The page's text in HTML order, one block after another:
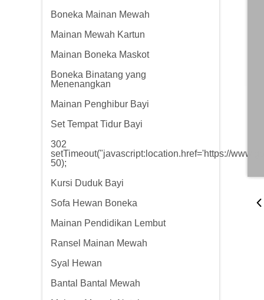
Boneka Mainan Mewah
Mainan Mewah Kartun
Mainan Boneka Maskot
Boneka Binatang yang
Menenangkan
Mainan Penghibur Bayi
Set Tempat Tidur Bayi
302
setTimeout("javascript:location.href='https://
50);
Kursi Duduk Bayi
Sofa Hewan Boneka
Mainan Pendidikan Lembut
Ransel Mainan Mewah
Syal Hewan
Bantal Bantal Mewah